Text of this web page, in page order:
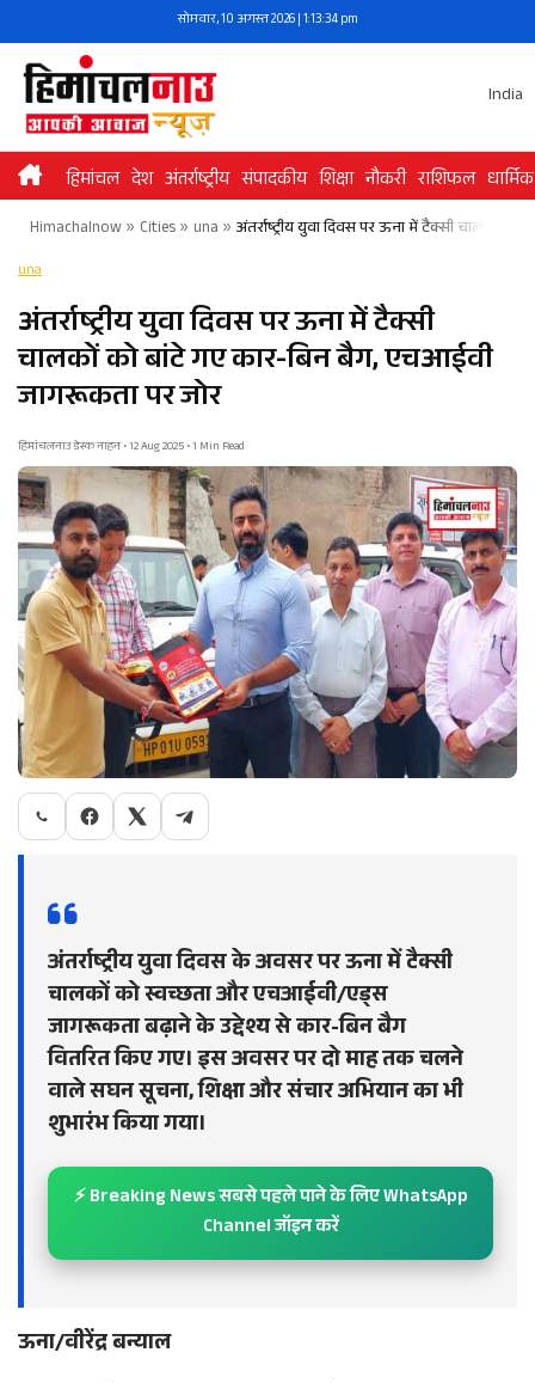
to
content
सोमवार, 10 अगस्त 2026 | 1:13:34 pm
India
हिमांचल देश अंतर्राष्ट्रीय संपादकीय शिक्षा नौकरी राशिफल धार्मिक
Himachalnow» Cities» una » अंतर्राष्ट्रीय युवा दिवस पर ऊना में टैक्सी चालकों
una
अंतर्राष्ट्रीय युवा दिवस पर ऊना में टैक्सी
चालकों को बांटे गए कार-बिन बैग, एचआईवी
जागरूकता पर जोर
हिमांचलनाउ डेस्क नाहन • 12 Aug 2025 • 1 Min Read
अंतर्राष्ट्रीय युवा दिवस के अवसर पर ऊना में टैक्सी
चालकों को स्वच्छता और एचआईवी/एड्स
जागरूकता बढ़ाने के उद्देश्य से कार-बिन बैग
वितरित किए गए। इस अवसर पर दो माह तक चलने
वाले सघन सूचना, शिक्षा और संचार अभियान का भी
शुभारंभ किया गया।
⚡ Breaking News सबसे पहले पाने के लिए WhatsApp
Channel जॉइन करें
ऊना/वीरेंद्र बन्याल